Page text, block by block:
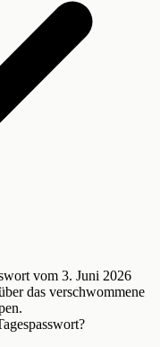
vom 3. Juni 2026
das verschwommene